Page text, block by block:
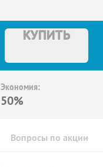
КУПИТЬ
Экономия:
50%
Вопросы по акции